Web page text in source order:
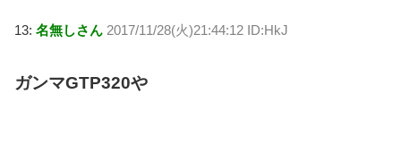
13: 名無しさん 2017/11/28(火)21:44:12 ID:HkJ
ガンマGTP320や